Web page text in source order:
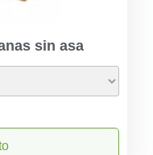
sin asa